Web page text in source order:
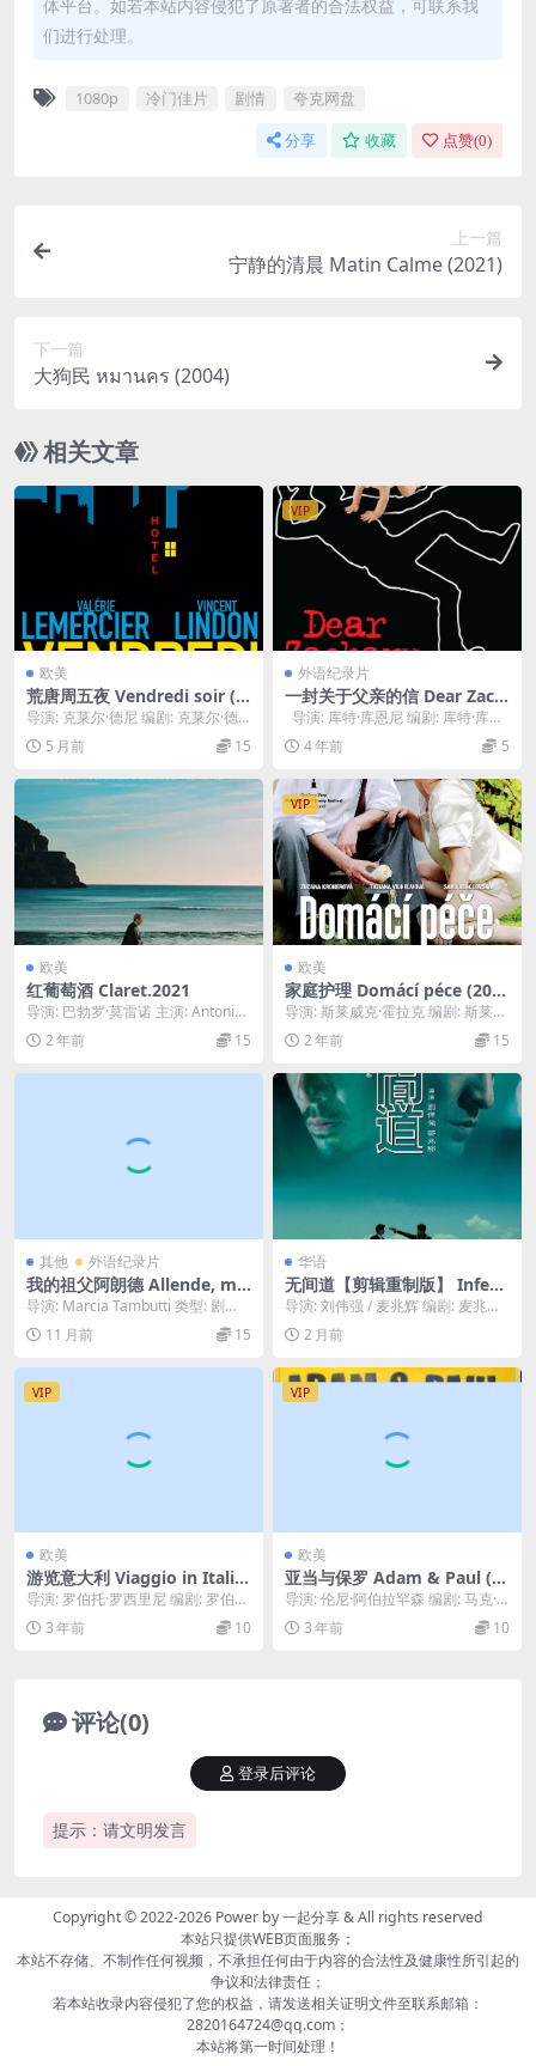
体平台。如若本站内容侵犯了原著者的合法权益，可联系我
们进行处理。
1080p 冷门佳片 剧情 夸克网盘
分享 收藏 点赞(0)
上一篇
宁静的清晨 Matin Calme (2021)
下一篇
大狗民 หมานคร (2004)
相关文章
欧美
荒唐周五夜 Vendredi soir (2
002)
导演: 克莱尔·德尼 编剧: 克莱尔·德
尼 / Emmanuèle Bernhe...
5 月前 15
VIP
外语纪录片
一封关于父亲的信 Dear Zach
ary: A Letter to a Son Abou
t His Father (2008)
导演: 库特·库恩尼 编剧: 库特·库恩
尼 主演: Kurt Ku...
4 年前 5
欧美
红葡萄酒 Claret.2021
导演: 巴勃罗·莫雷诺 主演: Antonio
Reyes / Carlos C...
2 年前 15
VIP
欧美
家庭护理 Domácí péce (201
5)
导演: 斯莱威克·霍拉克 编剧: 斯莱威
克·霍拉克 主演: 波莱克·波利夫卡 /...
2 年前 15
其他 外语纪录片
我的祖父阿朗德 Allende, mi
abuelo Allende (2015)
导演: Marcia Tambutti 类型: 剧
情 / 纪录片 / 历史 制片...
11 月前 15
华语
无间道【剪辑重制版】 Infern
al Affairs SAGA – Chronolo
导演: 刘伟强 / 麦兆辉 编剧: 麦兆
辉 / 庄文强 主演: 刘德华 / 梁朝...
2 月前
VIP
欧美
游览意大利 Viaggio in Italia
(1954)
导演: 罗伯托·罗西里尼 编剧: 罗伯托
·罗西里尼 / 维塔利亚诺·布兰卡蒂
主...3 年前 10
VIP
欧美
亚当与保罗 Adam & Paul (2
004)
导演: 伦尼·阿伯拉罕森 编剧: 马克·
奥哈洛伦 主演: 汤姆·莫菲 / 马克·...
3 年前 10
评论(0)
提示：请文明发言
登录后评论
Copyright © 2022-2026 Power by一起分享& All rights reserved
本站只提供WEB页面服务；
本站不存储、不制作任何视频，不承担任何由于内容的合法性及健康性所引起的
争议和法律责任；
若本站收录内容侵犯了您的权益，请发送相关证明文件至联系邮箱：
2820164724@qq.com；
本站将第一时间处理！